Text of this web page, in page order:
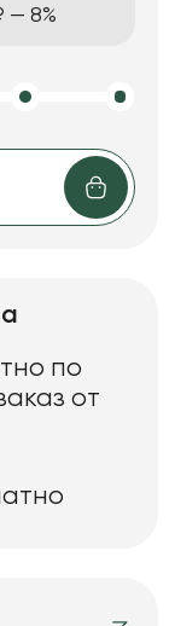
— 8%
по
от